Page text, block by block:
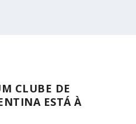
CLUBE DE
ESTÁ À